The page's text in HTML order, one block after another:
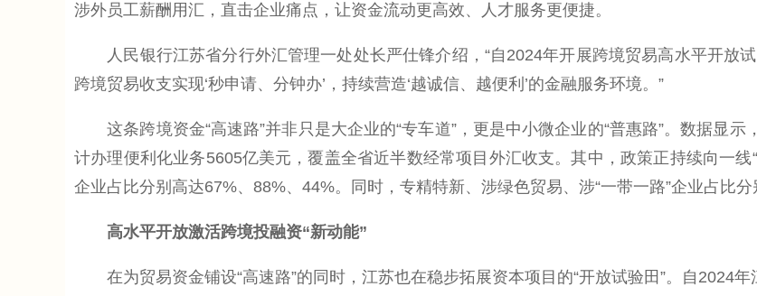
涉外员工薪酬用汇，直击企业痛点，让资金流动更高效、人才服务更便捷。
人民银行江苏省分行外汇管理一处处长严仕锋介绍，“自2024年开展跨境贸易高水平开放试
跨境贸易收支实现‘秒申请、分钟办’，持续营造‘越诚信、越便利’的金融服务环境。”
这条跨境资金“高速路”并非只是大企业的“专车道”，更是中小微企业的“普惠路”。数据显示
计办理便利化业务5605亿美元，覆盖全省近半数经常项目外汇收支。其中，政策正持续向一
企业占比分别高达67%、88%、44%。同时，专精特新、涉绿色贸易、涉“一带一路”企业占比分
高水平开放激活跨境投融资“新动能”
在为贸易资金铺设“高速路”的同时，江苏也在稳步拓展资本项目的“开放试验田”。自2024